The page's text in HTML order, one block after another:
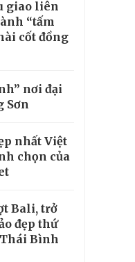
giao liên
“tấm
cốt đồng
nơi đại
Sơn
nhất Việt
chọn của
Bali, trở
đẹp thứ
Bình